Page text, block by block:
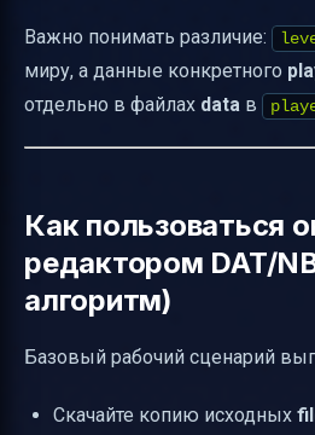
Важно понимать различие:
миру, а данные конкретного
отдельно в файлах data в
Как пользоваться
редактором DAT/
алгоритм)
Базовый рабочий сценарий
Скачайте копию исходных